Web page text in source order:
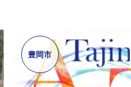
豊岡市